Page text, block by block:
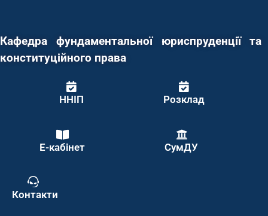
Кафедра фундаментальної юриспруденції та
конституційного права
ННІП Розклад
Е-кабінет СумДУ
Контакти